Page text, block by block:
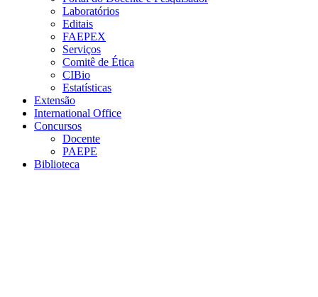
Laboratórios
Editais
FAEPEX
Serviços
Comitê de Ética
CIBio
Estatísticas
Extensão
International Office
Concursos
Docente
PAEPE
Biblioteca